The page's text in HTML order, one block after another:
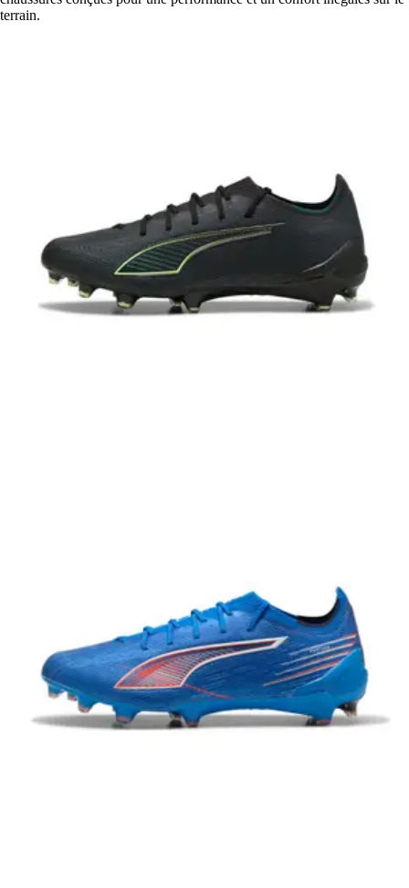
terrain.